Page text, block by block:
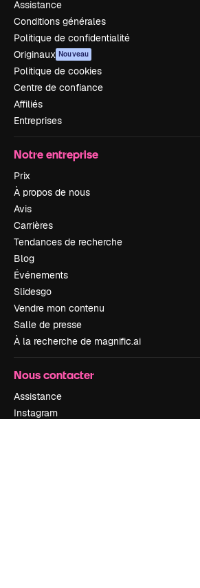
Assistance
Conditions générales
Politique de confidentialité
Originaux Nouveau
Politique de cookies
Centre de confiance
Affiliés
Entreprises
Notre entreprise
Prix
À propos de nous
Avis
Carrières
Tendances de recherche
Blog
Événements
Slidesgo
Vendre mon contenu
Salle de presse
À la recherche de magnific.ai
Nous contacter
Assistance
Instagram